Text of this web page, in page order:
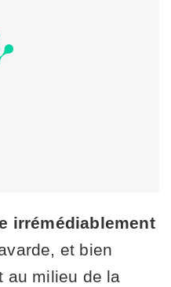
irrémédiablement
et bien
au milieu de la